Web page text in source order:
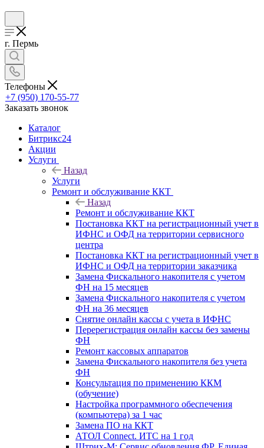
г. Пермь
Телефоны
+7 (950) 170-55-77
Заказать звонок
Каталог
Битрикс24
Акции
Услуги
Назад
Услуги
Ремонт и обслуживание ККТ
Назад
Ремонт и обслуживание ККТ
Постановка ККТ на регистрационный учет в
ИФНС и ОФД на территории сервисного
центра
Постановка ККТ на регистрационный учет в
ИФНС и ОФД на территории заказчика
Замена Фискального накопителя с учетом
ФН на 15 месяцев
Замена Фискального накопителя с учетом
ФН на 36 месяцев
Снятие онлайн кассы с учета в ИФНС
Перерегистрация онлайн кассы без замены
ФН
Ремонт кассовых аппаратов
Замена Фискального накопителя без учета
ФН
Консультация по применению ККМ
(обучение)
Настройка программного обеспечения
(компьютера) за 1 час
Замена ПО на ККТ
АТОЛ Connect. ИТС на 1 год